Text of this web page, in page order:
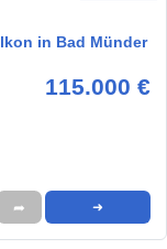
in Bad Münder
115.000 €
➦ ➜